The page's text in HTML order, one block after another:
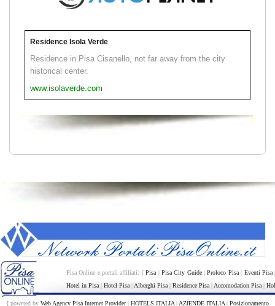
Residence Isola Verde
Residence in Pisa Cisanello, not far away from the city
historical center.
www.isolaverde.com
Pisa Online e portali affiliati: [Pisa | Pisa City Guide|Proloco Pisa| Eventi Pisa
Hotel in Pisa | Hotel Pisa | Alberghi Pisa | Residence Pisa | Accomodation Pisa |
[ powered by Web Agency Pisa Internet Provider| HOTELS ITALIA| AZIENDE ITALIA| Posizionamento